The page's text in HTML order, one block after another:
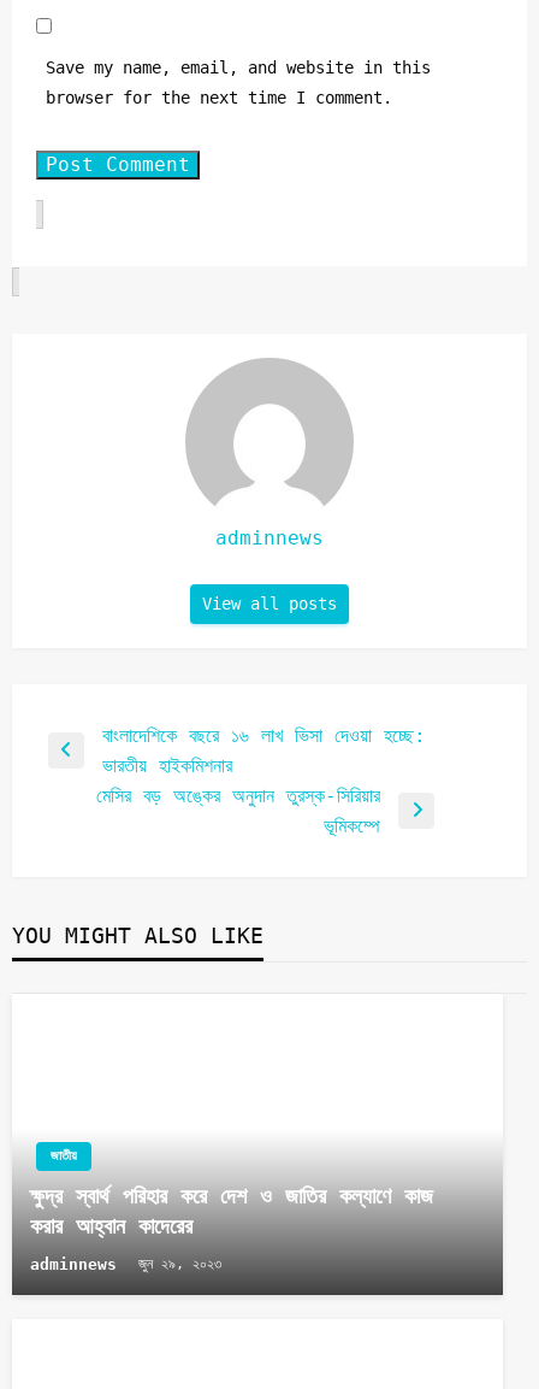
Save my name, email, and website in this
browser for the next time I comment.
adminnews
View all posts
বাংলাদেশিকে বছরে ১৬ লাখ ভিসা দেওয়া হচ্ছে:
ভারতীয় হাইকমিশনার
মেসির বড় অঙ্কের অনুদান তুরস্ক-সিরিয়ার
ভূমিকম্পে
YOU MIGHT ALSO LIKE
জাতীয়
ক্ষুদ্র স্বার্থ পরিহার করে দেশ ও জাতির কল্যাণে কাজ
করার আহ্বান কাদেরের
adminnews জুন ২৯, ২০২৩